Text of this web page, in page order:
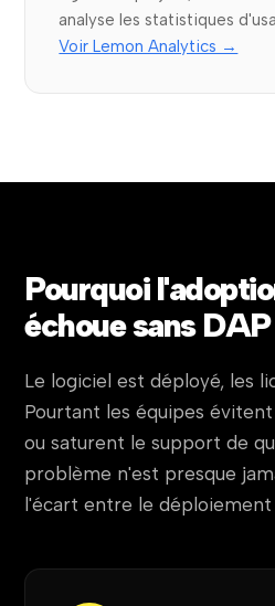
analyse les statistiques
Voir Lemon Analytics →
Pourquoi
échoue sans DAP
Le logiciel est déployé, les
Pourtant les équipes
ou saturent le support de
problème n'est presque
l'écart entre le